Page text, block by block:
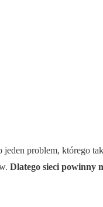
problem, którego
Dlatego sieci powinny